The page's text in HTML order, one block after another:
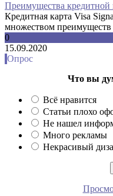
Преимущества кредитной
Кредитная карта Visa
множеством преимуществ
0
15.09.2020
Опрос
Что вы
Всё нравится
Статьи плохо
Не нашел
Много рекламы
Некрасивый